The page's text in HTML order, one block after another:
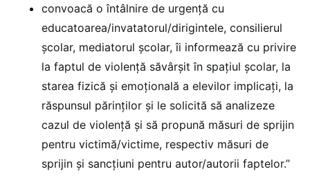
convoacă o întâlnire de urgență cu
educatoarea/invatatorul/dirigintele, consilierul
școlar, mediatorul școlar, îi informează cu privire
la faptul de violență săvârșit în spațiul școlar, la
starea fizică și emoțională a elevilor implicați, la
răspunsul părinților și le solicită să analizeze
cazul de violență și să propună măsuri de sprijin
pentru victimă/victime, respectiv măsuri de
sprijin și sancțiuni pentru autor/autorii faptelor.”